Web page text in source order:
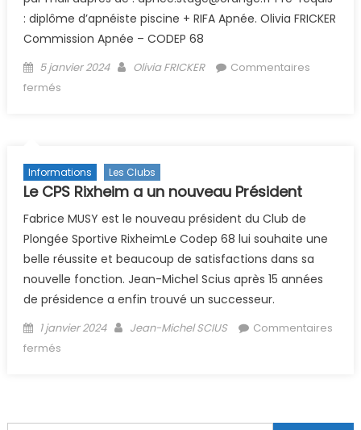
: diplôme d’apnéiste piscine + RIFA Apnée. Olivia FRICKER
Commission Apnée – CODEP 68
Posted on
5 janvier 2024 Author
Olivia FRICKER
Commentaires
fermés
Informations Les Clubs
Le CPS Rixheim a un nouveau Président
Fabrice MUSY est le nouveau président du Club de
Plongée Sportive RixheimLe Codep 68 lui souhaite une
belle réussite et beaucoup de satisfactions dans sa
nouvelle fonction. Jean-Michel Scius après 15 années
de présidence a enfin trouvé un successeur.
Posted on
1 janvier 2024 Author
Jean-Michel SCIUS
Commentaires
fermés